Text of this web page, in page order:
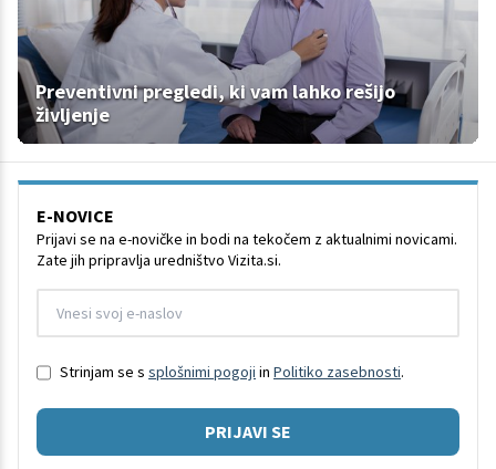
Preventivni pregledi, ki vam lahko rešijo
življenje
E-NOVICE
Prijavi se na e-novičke in bodi na tekočem z aktualnimi novicami.
Zate jih pripravlja uredništvo Vizita.si.
Strinjam se s splošnimi pogoji in Politiko zasebnosti.
PRIJAVI SE